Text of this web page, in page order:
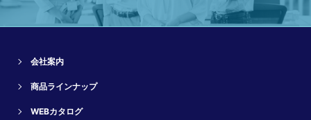
会社案内
商品ラインナップ
WEBカタログ